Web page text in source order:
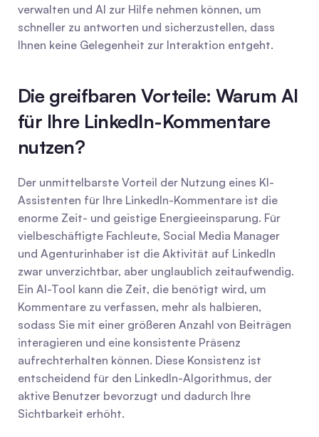
verwalten und AI zur Hilfe nehmen können, um
schneller zu antworten und sicherzustellen, dass
Ihnen keine Gelegenheit zur Interaktion entgeht.
Die greifbaren Vorteile: Warum AI
für Ihre LinkedIn-Kommentare
nutzen?
Der unmittelbarste Vorteil der Nutzung eines KI-
Assistenten für Ihre LinkedIn-Kommentare ist die
enorme Zeit- und geistige Energieeinsparung. Für
vielbeschäftigte Fachleute, Social Media Manager
und Agenturinhaber ist die Aktivität auf LinkedIn
zwar unverzichtbar, aber unglaublich zeitaufwendig.
Ein AI-Tool kann die Zeit, die benötigt wird, um
Kommentare zu verfassen, mehr als halbieren,
sodass Sie mit einer größeren Anzahl von Beiträgen
interagieren und eine konsistente Präsenz
aufrechterhalten können. Diese Konsistenz ist
entscheidend für den LinkedIn-Algorithmus, der
aktive Benutzer bevorzugt und dadurch Ihre
Sichtbarkeit erhöht.